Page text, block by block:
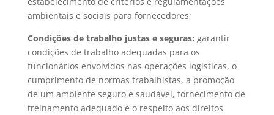
ambientais e sociais para fornecedores;
Condições de trabalho justas e seguras: garantir
condições de trabalho adequadas para os
funcionários envolvidos nas operações logísticas, o
cumprimento de normas trabalhistas, a promoção
de um ambiente seguro e saudável, fornecimento de
treinamento adequado e o respeito aos direitos